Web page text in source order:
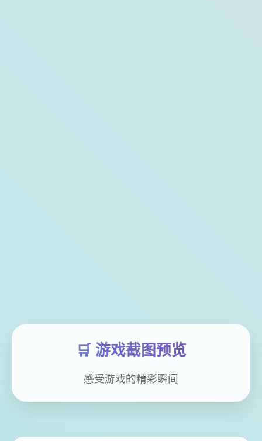
🛒 游戏截图预览
感受游戏的精彩瞬间